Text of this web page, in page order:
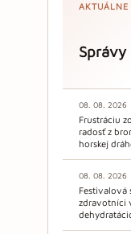
AKTUÁLNE
Správy
08. 08. 2026
Frustráciu
radosť z
horskej
08. 08. 2026
Festivalová
zdravotníci